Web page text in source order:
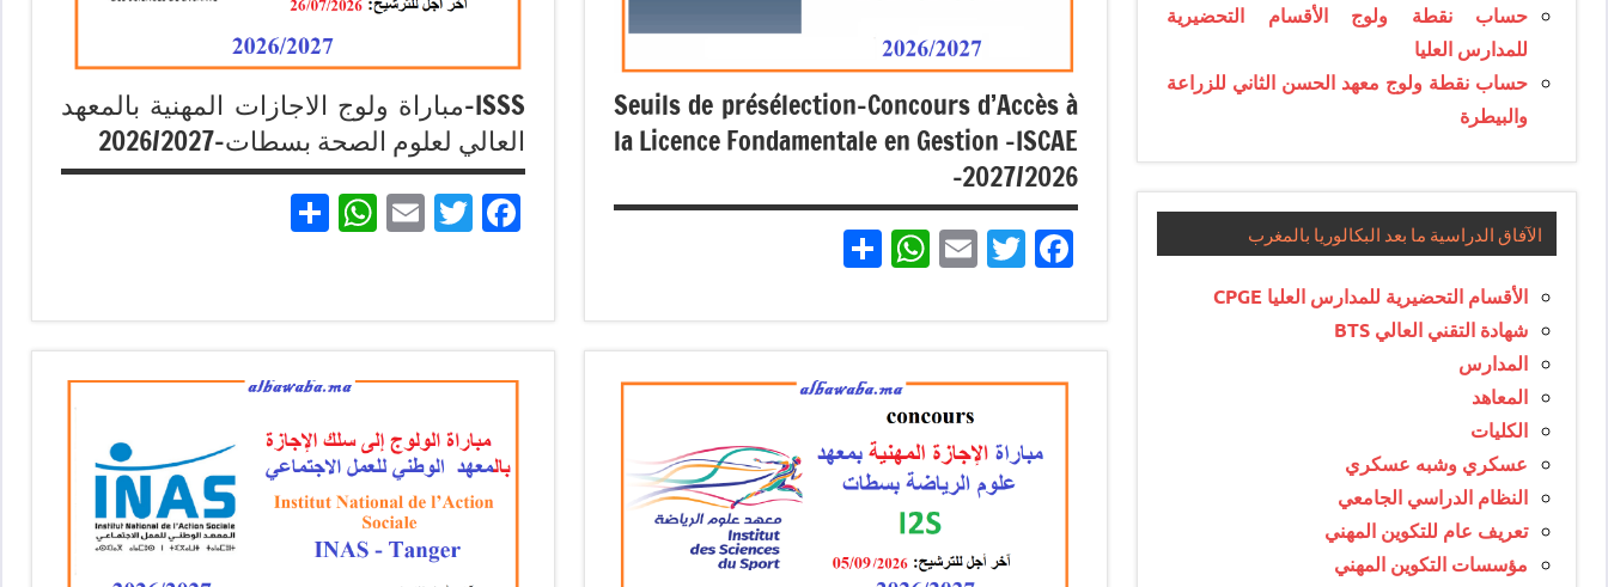
Seuils de présélection-Concours d’Accès à
la Licence Fondamentale en Gestion -ISCAE
-2027/2026
Facebook
Twitter
Email
WhatsApp
مباريات
+ 1 وما
ISSS-مباراة ولوج الاجازات المهنية بالمعهد
العالي لعلوم الصحة بسطات-2026/2027
Facebook
Twitter
Email
WhatsApp
حساب نقطة ولوج الأقسام التحضيرية
للمدارس العليا
حساب نقطة ولوج معهد الحسن الثاني للزراعة
والبيطرة
الآفاق الدراسية ما بعد البكالوريا بالمغرب
الأقسام التحضيرية للمدارس العليا CPGE
شهادة التقني العالي BTS
المدارس
المعاهد
الكليات
عسكري وشبه عسكري
النظام الدراسي الجامعي
تعريف عام للتكوين المهني
مؤسسات التكوين المهني